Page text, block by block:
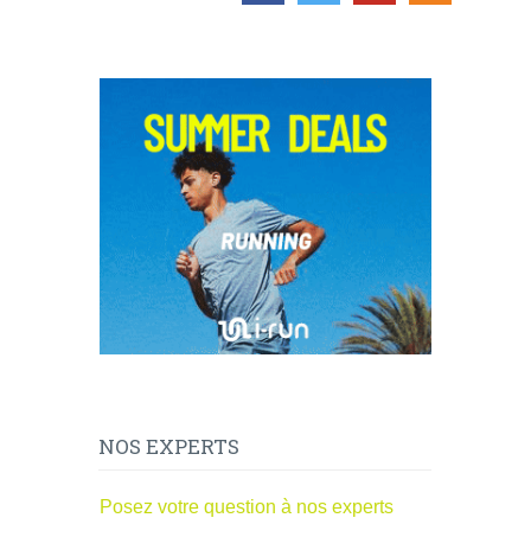
NOS EXPERTS
Posez votre question à nos experts